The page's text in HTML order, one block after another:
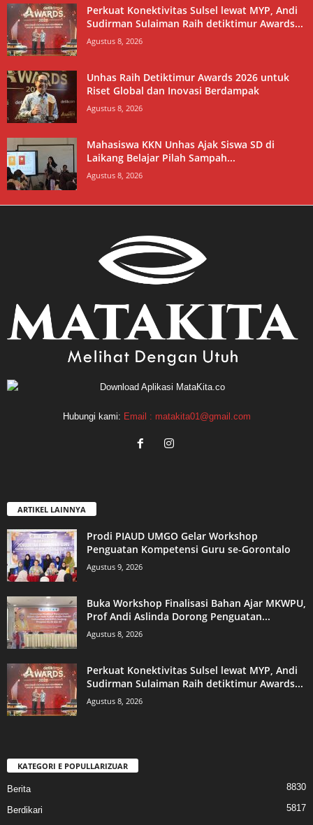
Perkuat Konektivitas Sulsel lewat MYP, Andi
Sudirman Sulaiman Raih detiktimur Awards...
Agustus 8, 2026
Unhas Raih Detiktimur Awards 2026 untuk
Riset Global dan Inovasi Berdampak
Agustus 8, 2026
Mahasiswa KKN Unhas Ajak Siswa SD di
Laikang Belajar Pilah Sampah...
Agustus 8, 2026
Hubungi kami: Email : matakita01@gmail.com
ARTIKEL LAINNYA
Prodi PIAUD UMGO Gelar Workshop
Penguatan Kompetensi Guru se-Gorontalo
Agustus 9, 2026
Buka Workshop Finalisasi Bahan Ajar MKWPU,
Prof Andi Aslinda Dorong Penguatan...
Agustus 8, 2026
Perkuat Konektivitas Sulsel lewat MYP, Andi
Sudirman Sulaiman Raih detiktimur Awards...
Agustus 8, 2026
KATEGORI E POPULLARIZUAR
Berita 8830
Berdikari
5817